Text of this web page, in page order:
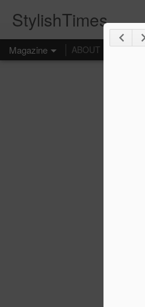
StylishTimes
Magazine ABOUT FOLLOW